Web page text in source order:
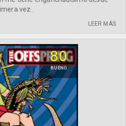
vez..
LEER MÁS
80
BUENO